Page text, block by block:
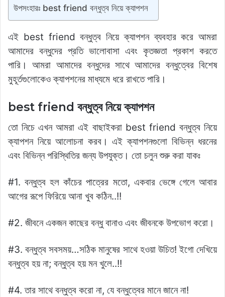
উপসংহারঃ best friend বন্ধুত্ব নিয়ে ক্যাপশন
এই best friend বন্ধুত্ব নিয়ে ক্যাপশন ব্যবহার করে আমরা
আমাদের বন্ধুদের প্রতি ভালোবাসা এবং কৃতজ্ঞতা প্রকাশ করতে
পারি। আমরা আমাদের বন্ধুদের সাথে আমাদের বন্ধুত্বের বিশেষ
মুহূর্তগুলোকেও ক্যাপশনের মাধ্যমে ধরে রাখতে পারি।
best friend বন্ধুত্ব নিয়ে ক্যাপশন
তো নিচে এখন আমরা এই বাছাইকরা best friend বন্ধুত্ব নিয়ে
ক্যাপশন নিয়ে আলোচনা করব। এই ক্যাপশনগুলো বিভিন্ন ধরনের
এবং বিভিন্ন পরিস্থিতির জন্য উপযুক্ত। তো চলুন শুরু করা যাকঃ
#1. বন্ধুত্ব হল কাঁচের পাত্রের মতো, একবার ভেঙ্গে গেলে আবার
আগের রূপে ফিরিয়ে আনা খুব কঠিন..!!
#2. জীবনে একজন কাছের বন্ধু বানাও এবং জীবনকে উপভোগ করো।
#3. বন্ধুত্ব সবসময়…সঠিক মানুষের সাথে হওয়া উচিত! ইগো দেখিয়ে
বন্ধুত্ব হয় না; বন্ধুত্ব হয় মন খুলে..!!
#4. তার সাথে বন্ধুত্ব করো না, যে বন্ধুত্বের মানে জানে না!